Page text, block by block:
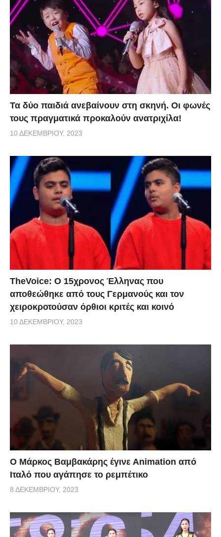
Τα δύο παιδιά ανεβαίνουν στη σκηνή. Οι φωνές
τους πραγματικά προκαλούν ανατριχίλα!
10 ΔΕΚΕΜΒΡΊΟΥ, 2023
TheVoice: Ο 15χρονος Έλληνας που
αποθεώθηκε από τους Γερμανούς και τον
χειροκροτούσαν όρθιοι κριτές και κοινό
10 ΔΕΚΕΜΒΡΊΟΥ, 2023
Ο Μάρκος Βαμβακάρης έγινε Αnimation από
Ιταλό που αγάπησε το ρεμπέτικο
8 ΔΕΚΕΜΒΡΊΟΥ, 2023